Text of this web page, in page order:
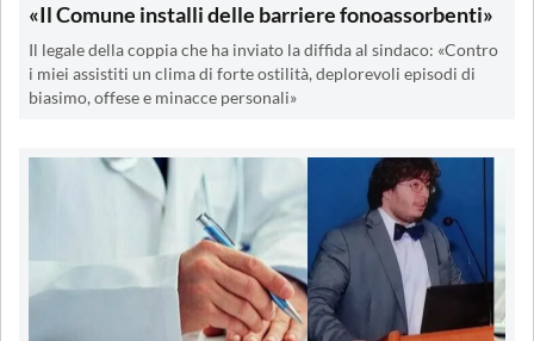
«Il Comune installi delle barriere fonoassorbenti»
Il legale della coppia che ha inviato la diffida al sindaco: «Contro
i miei assistiti un clima di forte ostilità, deplorevoli episodi di
biasimo, offese e minacce personali»